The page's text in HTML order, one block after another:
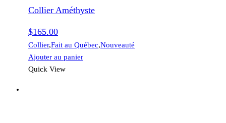
Collier Améthyste
$165.00
Collier,Fait au Québec,Nouveauté
Ajouter au panier
Quick View